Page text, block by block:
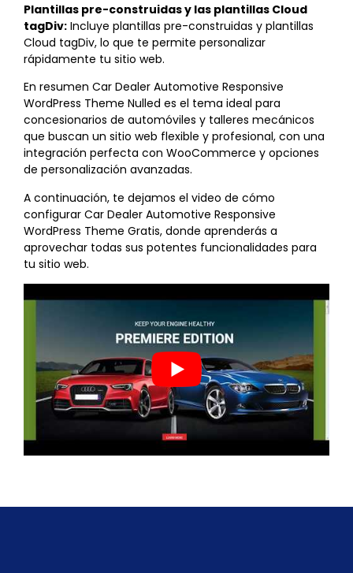
Plantillas pre-construidas y las plantillas Cloud
tagDiv: Incluye plantillas pre-construidas y plantillas
Cloud tagDiv, lo que te permite personalizar
rápidamente tu sitio web.
En resumen Car Dealer Automotive Responsive
WordPress Theme Nulled es el tema ideal para
concesionarios de automóviles y talleres mecánicos
que buscan un sitio web flexible y profesional, con una
integración perfecta con WooCommerce y opciones
de personalización avanzadas.
A continuación, te dejamos el video de cómo
configurar Car Dealer Automotive Responsive
WordPress Theme Gratis, donde aprenderás a
aprovechar todas sus potentes funcionalidades para
tu sitio web.